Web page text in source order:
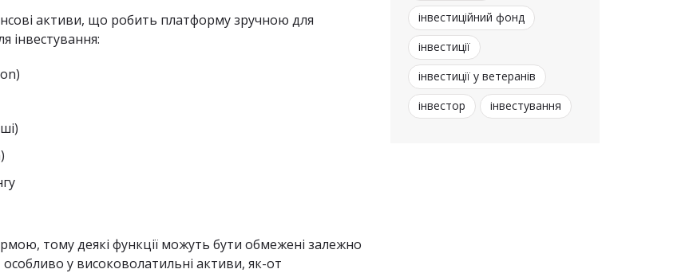
активи, що робить платформу зручною для
інвестування:
тому деякі функції можуть бути обмежені залежно
особливо у високоволатильні активи, як-от
інвестиційний фонд
інвестиції
інвестиції у ветеранів
інвестор
інвестування